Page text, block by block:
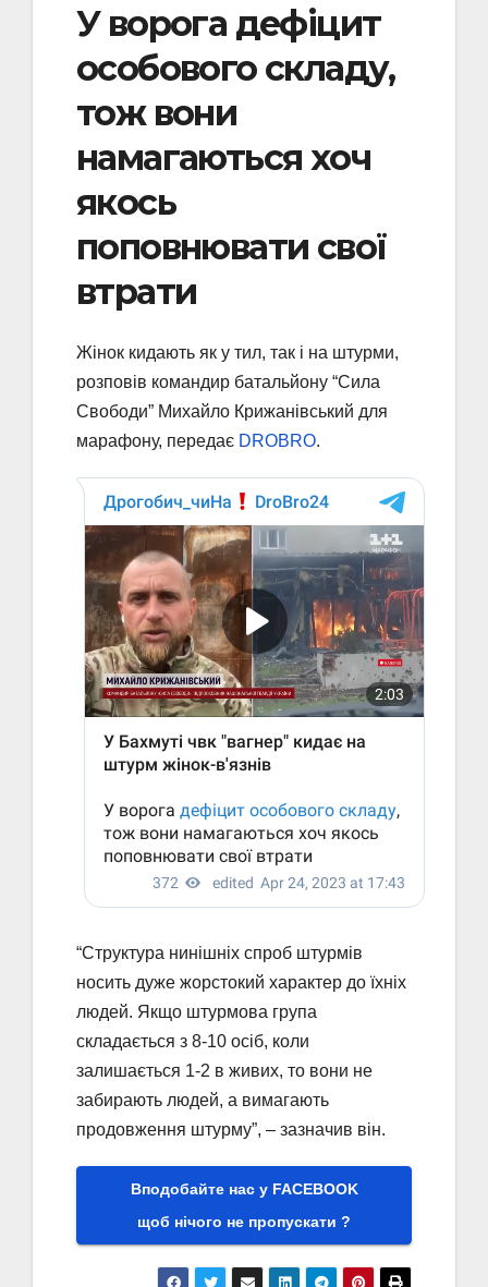
У ворога дефіцит
особового складу,
тож вони
намагаються хоч
якось
поповнювати свої
втрати
Жінок кидають як у тил, так і на штурми,
розповів командир батальйону “Сила
Свободи” Михайло Крижанівський для
марафону, передає DROBRO.
“Структура нинішніх спроб штурмів
носить дуже жорстокий характер до їхніх
людей. Якщо штурмова група
складається з 8-10 осіб, коли
залишається 1-2 в живих, то вони не
забирають людей, а вимагають
продовження штурму”, – зазначив він.
Вподобайте нас у FACEBOOK
щоб нічого не пропускати ?